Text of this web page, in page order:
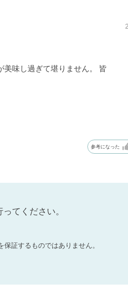
美味し過ぎて堪りません。 皆
参考になった
ってください。
証するものではありません。